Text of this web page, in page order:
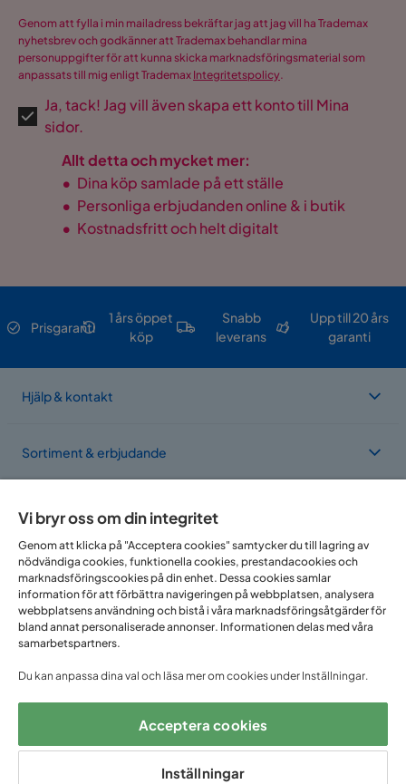
Genom att fylla i min mailadress bekräftar jag att jag vill ha Trademax
nyhetsbrev och godkänner att Trademax behandlar mina
personuppgifter för att kunna skicka marknadsföringsmaterial som
anpassats till mig enligt Trademax Integritetspolicy.
Ja, tack! Jag vill även skapa ett konto till Mina
sidor.
Allt detta och mycket mer:
• Dina köp samlade på ett ställe
• Personliga erbjudanden online & i butik
• Kostnadsfritt och helt digitalt
Prisgaranti
1 års öppet
köp
Snabb
leverans
Upp till 20 års
garanti
Hjälp & kontakt
Sortiment & erbjudande
Om Trademax
Vi finns i flera länder
Följ oss på:
Vi bryr oss om din integritet
Genom att klicka på "Acceptera cookies" samtycker du till lagring av
nödvändiga cookies, funktionella cookies, prestandacookies och
marknadsföringscookies på din enhet. Dessa cookies samlar
information för att förbättra navigeringen på webbplatsen, analysera
webbplatsens användning och bistå i våra marknadsföringsåtgärder för
bland annat personaliserade annonser. Informationen delas med våra
samarbetspartners.
Du kan anpassa dina val och läsa mer om cookies under Inställningar.
Acceptera cookies
Inställningar